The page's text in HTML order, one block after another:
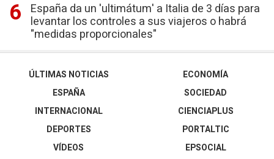
España da un 'ultimátum' a Italia de 3 días para
levantar los controles a sus viajeros o habrá
"medidas proporcionales"
ÚLTIMAS NOTICIAS
ESPAÑA
INTERNACIONAL
DEPORTES
VÍDEOS
ECONOMÍA
SOCIEDAD
CIENCIAPLUS
PORTALTIC
EPSOCIAL